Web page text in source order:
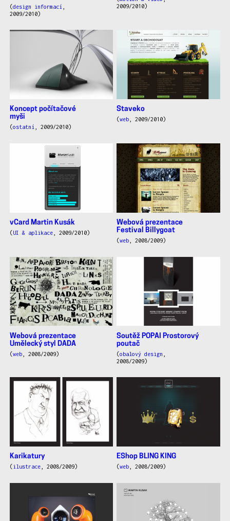
(design informací
2009/2010)
2009/2010)
Koncept počítačové
myši
(ostatní , 2009/2010)
Staveko
(web , 2009/2010)
vCard Martin Kusák
(UI & aplikace, 2009/2010)
Webová prezentace
Festival Billygoat
(web , 2008/2009)
Webová prezentace
Umělecký styl DADA
(web, 2008/2009)
Soutěž POPAI Prostorový
poutač
(obalový design
2008/2009)
Karikatury
(ilustrace, 2008/2009)
EShop BLING KING
(web , 2008/2009)